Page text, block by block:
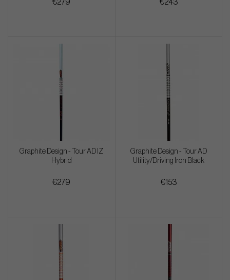
€279 €243
Graphite Design - Tour AD IZ
Hybrid
€279
Graphite Design - Tour AD
Utility/Driving Iron Black
€153